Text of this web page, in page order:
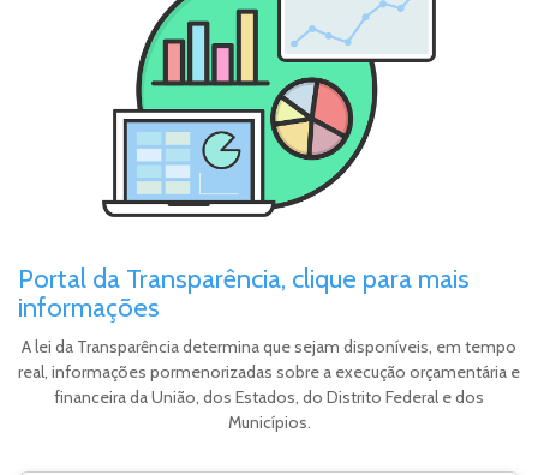
Portal da Transparência, clique para mais
informações
A lei da Transparência determina que sejam disponíveis, em tempo
real, informações pormenorizadas sobre a execução orçamentária e
financeira da União, dos Estados, do Distrito Federal e dos
Municípios.